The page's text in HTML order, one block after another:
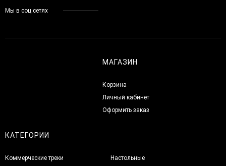
Мы в соц.сетях
МАГАЗИН
Корзина
Личный кабинет
Оформить заказ
КАТЕГОРИИ
Коммерческие треки
Настольные